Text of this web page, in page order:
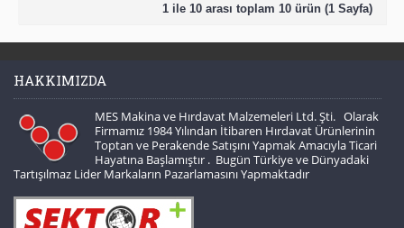
1 ile 10 arası toplam 10 ürün (1 Sayfa)
HAKKIMIZDA
MES Makina ve Hırdavat Malzemeleri Ltd. Şti. Olarak
Firmamız 1984 Yılından İtibaren Hırdavat Ürünlerinin
Toptan ve Perakende Satışını Yapmak Amacıyla Ticari
Hayatına Başlamıştır . Bugün Türkiye ve Dünyadaki
Tartışılmaz Lider Markaların Pazarlamasını Yapmaktadır